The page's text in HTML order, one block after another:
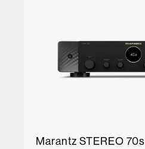
Marantz STEREO 70s